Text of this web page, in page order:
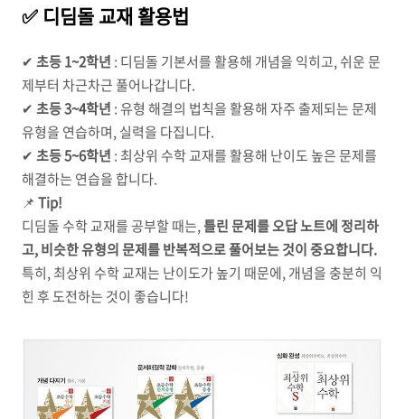
✅ 디딤돌 교재 활용법
✔ 초등 1~2학년 : 디딤돌 기본서를 활용해 개념을 익히고, 쉬운 문
제부터 차근차근 풀어나갑니다.
✔ 초등 3~4학년 : 유형 해결의 법칙을 활용해 자주 출제되는 문제
유형을 연습하며, 실력을 다집니다.
✔ 초등 5~6학년 : 최상위 수학 교재를 활용해 난이도 높은 문제를
해결하는 연습을 합니다.
📌 Tip!
디딤돌 수학 교재를 공부할 때는,틀린 문제를 오답 노트에 정리하
고, 비슷한 유형의 문제를 반복적으로 풀어보는 것이 중요합니다.
특히, 최상위 수학 교재는 난이도가 높기 때문에, 개념을 충분히 익
힌 후 도전하는 것이 좋습니다!